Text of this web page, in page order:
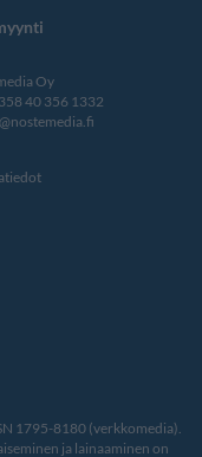
Oy
40 356 1332
1795-8180 (verkkomedia).
ja lainaaminen on